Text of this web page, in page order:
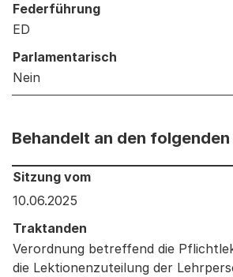
Federführung
ED
Parlamentarisch
Nein
Behandelt an den
Behandelt an den folgenden
Sitzung vom
10.06.2025
Traktanden
Verordnung betreffend die
die Lektionenzuteilung der